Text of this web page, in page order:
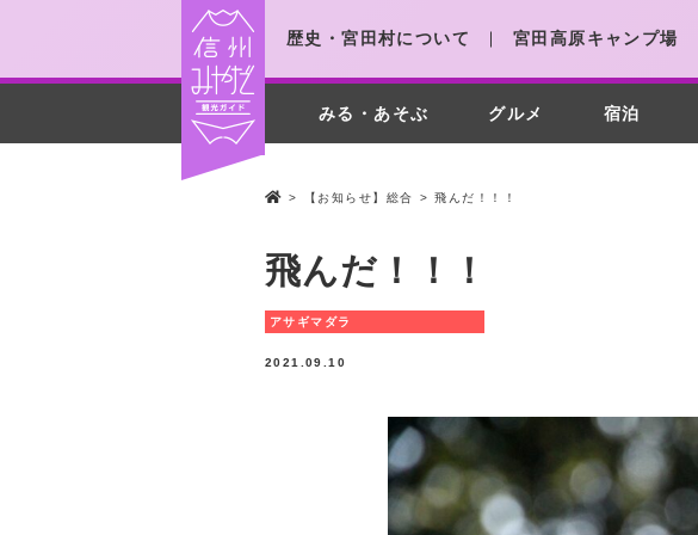
歴史・宮田村について 宮田高原キャンプ場
みる・あそぶ グルメ 宿泊
> 【お知らせ】総合 > 飛んだ！！！
飛んだ！！！
アサギマダラ
2021.09.10